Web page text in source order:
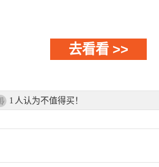
去看看 >>
1 人认为不值得买！